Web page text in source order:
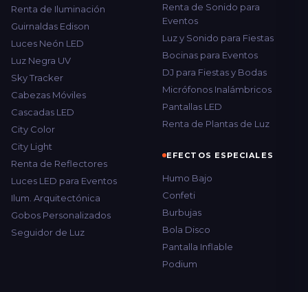
Renta de Iluminación
Guirnaldas Edison
Luces Neón LED
Luz Negra UV
Sky Tracker
Cabezas Móviles
Cascadas LED
City Color
City Light
Renta de Reflectores
Luces LED para Eventos
Ilum. Arquitectónica
Gobos Personalizados
Seguidor de Luz
Renta de Sonido para
Eventos
Luz y Sonido para Fiestas
Bocinas para Eventos
DJ para Fiestas y Bodas
Micrófonos Inalámbricos
Pantallas LED
Renta de Plantas de Luz
EFECTOS ESPECIALES
Humo Bajo
Confeti
Burbujas
Bola Disco
Pantalla Inflable
Podium